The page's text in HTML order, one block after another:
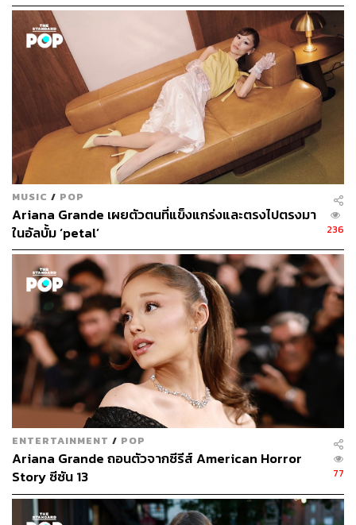
MUSIC / POP
Ariana Grande เผยตัวตนที่แข็งแกร่งและตรงไปตรงมา
ในอัลบั้ม ‘petal’
236
ENTERTAINMENT / POP
Ariana Grande ถอนตัวจากซีรีส์ American Horror
Story ซีซัน 13
77